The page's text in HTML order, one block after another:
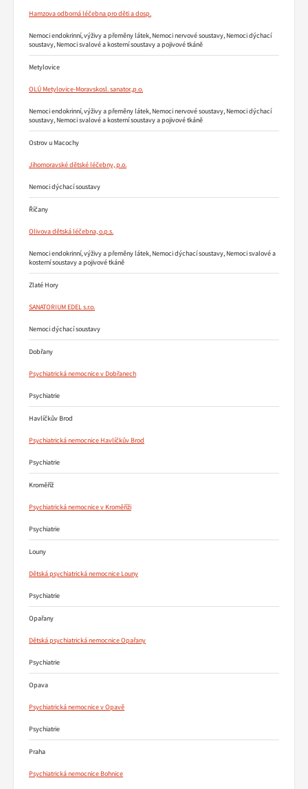
Hamzova odborná léčebna pro děti a dosp.
Nemoci endokrinní, výživy a přeměny látek, Nemoci nervové soustavy, Nemoci dýchací
soustavy, Nemoci svalové a kosterní soustavy a pojivové tkáně
Metylovice
OLÚ Metylovice-Moravskosl. sanator.,p.o.
Nemoci endokrinní, výživy a přeměny látek, Nemoci nervové soustavy, Nemoci dýchací
soustavy, Nemoci svalové a kosterní soustavy a pojivové tkáně
Ostrov u Macochy
Jihomoravské dětské léčebny, p.o.
Nemoci dýchací soustavy
Říčany
Olivova dětská léčebna, o.p.s.
Nemoci endokrinní, výživy a přeměny látek, Nemoci dýchací soustavy, Nemoci svalové a
kosterní soustavy a pojivové tkáně
Zlaté Hory
SANATORIUM EDEL s.r.o.
Nemoci dýchací soustavy
Dobřany
Psychiatrická nemocnice v Dobřanech
Psychiatrie
Havlíčkův Brod
Psychiatrická nemocnice Havlíčkův Brod
Psychiatrie
Kroměříž
Psychiatrická nemocnice v Kroměříži
Psychiatrie
Louny
Dětská psychiatrická nemocnice Louny
Psychiatrie
Opařany
Dětská psychiatrická nemocnice Opařany
Psychiatrie
Opava
Psychiatrická nemocnice v Opavě
Psychiatrie
Praha
Psychiatrická nemocnice Bohnice